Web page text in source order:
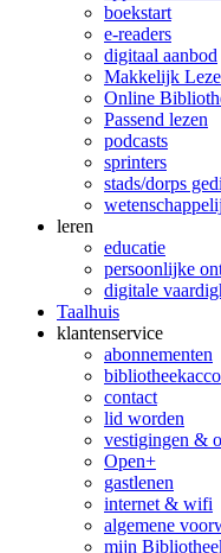
boekstart
e-readers
digitaal aanbod
Makkelijk
Online
Passend lezen
podcasts
sprinters
stads/dorps
leren
educatie
persoonlijke
digitale
Taalhuis
klanten­service
abonnementen
contact
lid worden
vestigingen &
Open+
gastlenen
internet & wifi
algemene
mijn